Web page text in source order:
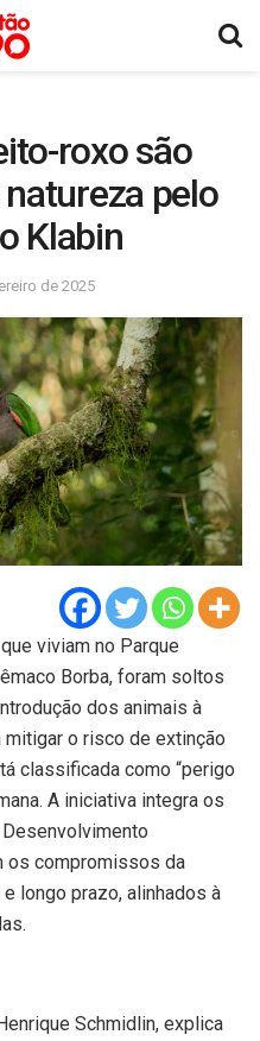
roxo são
pelo
Klabin
de 2025
viviam no Parque
Borba, foram soltos
dos animais à
mitigar o risco de extinção
classificada como “perigo
A iniciativa integra os
os compromissos da
longo prazo, alinhados à
Schmidlin, explica